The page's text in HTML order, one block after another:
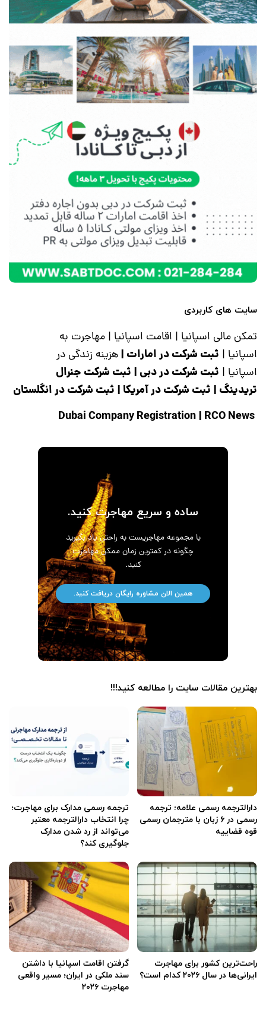
سایت های کاربردی
تمکن مالی اسپانیا | اقامت اسپانیا | مهاجرت به
اسپانیا | ثبت شرکت در امارات |هزینه زندگی در
اسپانیا | ثبت شرکت در دبی | ثبت شرکت جنرال
تریدینگ | ثبت شرکت در آمریکا | ثبت شرکت در انگلستان
| RCO News
ساده و سریع مهاجرت کنید.
با مجموعه مهاجریست به راحتی یاد بگیرید
چگونه در کمترین زمان ممکن مهاجرت
کنید.
همین الان مشاوره رایگان دریافت کنید.
بهترین مقالات سایت را مطالعه کنید!!!
دارالترجمه رسمی علامه؛ ترجمه
رسمی در ۶ زبان با مترجمان رسمی
قوه قضاییه
ترجمه رسمی مدارک برای مهاجرت؛
چرا انتخاب دارالترجمه معتبر
می‌تواند از رد شدن مدارک
جلوگیری کند؟
راحت‌ترین کشور برای مهاجرت
ایرانی‌ها در سال ۲۰۲۶ کدام است؟
گرفتن اقامت اسپانیا با داشتن
سند ملکی در ایران؛ مسیر واقعی
مهاجرت ۲۰۲۶